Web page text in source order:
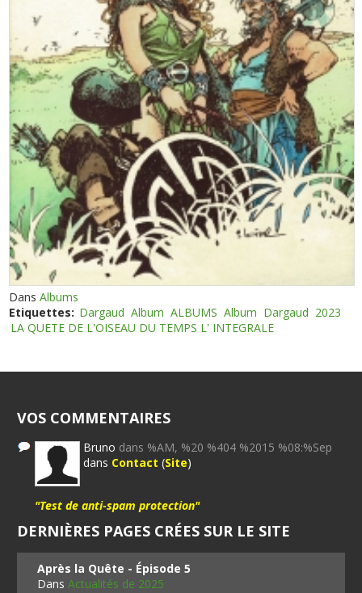
DansAlbums
Etiquettes: Dargaud Album ALBUMS Album Dargaud 2023
LA QUETE DE L'OISEAU DU TEMPS L' INTEGRALE
VOS COMMENTAIRES
Bruno dans %AM, %20 %404 %2015 %08:%Sep
dans Contact (Site)
"Test de anti-spam protection"
DERNIÈRES PAGES CRÉES SUR LE SITE
Après la Quête - Épisode 5
DansActualités de 2025